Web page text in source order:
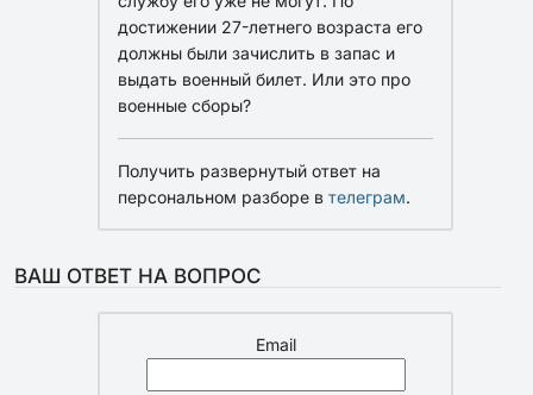
достижении 27-летнего возраста его
должны были зачислить в запас и
выдать военный билет. Или это про
военные сборы?
Получить развернутый ответ на
персональном разборе в телеграм.
ВАШ ОТВЕТ НА ВОПРОС
Email